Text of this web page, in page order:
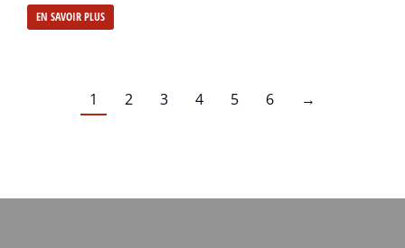
EN SAVOIR PLUS
1 2 3 4 5 6 →